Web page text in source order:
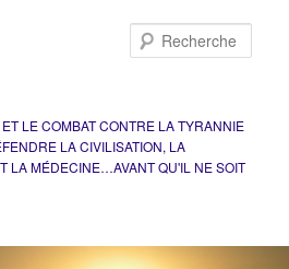
LE COMBAT CONTRE LA TYRANNIE
LA CIVILISATION, LA
LA MÉDECINE…AVANT QU'IL NE SOIT